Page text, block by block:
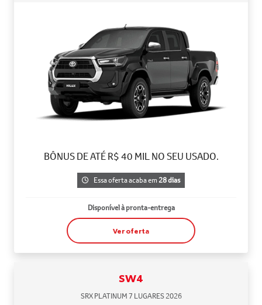
BÔNUS DE ATÉ R$ 40 MIL NO SEU USADO.
Essa oferta acaba em28 dias
Disponível à pronta-entrega
Ver oferta
SW4
SRX PLATINUM 7 LUGARES 2026